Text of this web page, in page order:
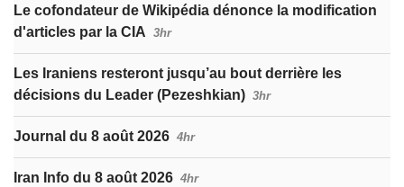
Le cofondateur de Wikipédia dénonce la modification
d'articles par la CIA 3hr
Les Iraniens resteront jusqu’au bout derrière les
décisions du Leader (Pezeshkian) 3hr
Journal du 8 août 2026 4hr
Iran Info du 8 août 2026 4hr